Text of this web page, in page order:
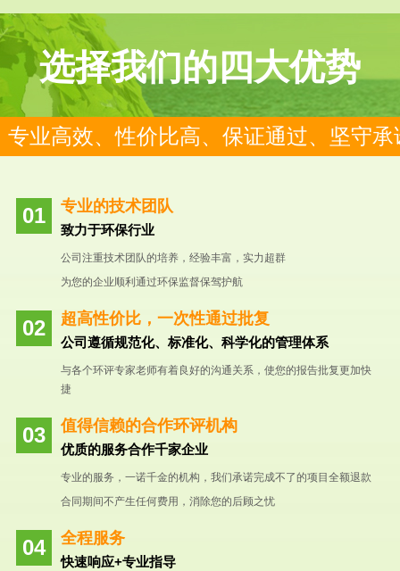
选择我们的四大优势
专业高效、性价比高、保证通过、坚守承
专业的技术团队
致力于环保行业
公司注重技术团队的培养，经验丰富，实力超群
为您的企业顺利通过环保监督保驾护航
超高性价比，一次性通过批复
公司遵循规范化、标准化、科学化的管理体系
与各个环评专家老师有着良好的沟通关系，使您的报告批复更加快
捷
值得信赖的合作环评机构
优质的服务合作千家企业
专业的服务，一诺千金的机构，我们承诺完成不了的项目全额退款
合同期间不产生任何费用，消除您的后顾之忧
全程服务
快速响应+专业指导